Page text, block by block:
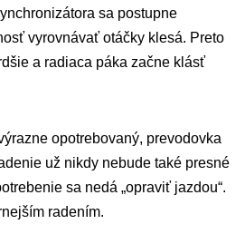
sa postupne
vyrovnávať otáčky klesá. Preto
a radiaca páka začne klásť
opotrebovaný, prevodovka
už nikdy nebude také presné
sa nedá „opraviť jazdou“.
radením.